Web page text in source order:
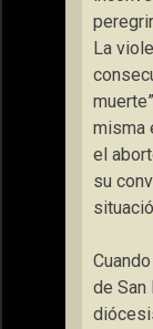
La
misma
el
su
de San